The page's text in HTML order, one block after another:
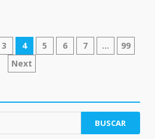
3 4 5 6 7 …
99
Next